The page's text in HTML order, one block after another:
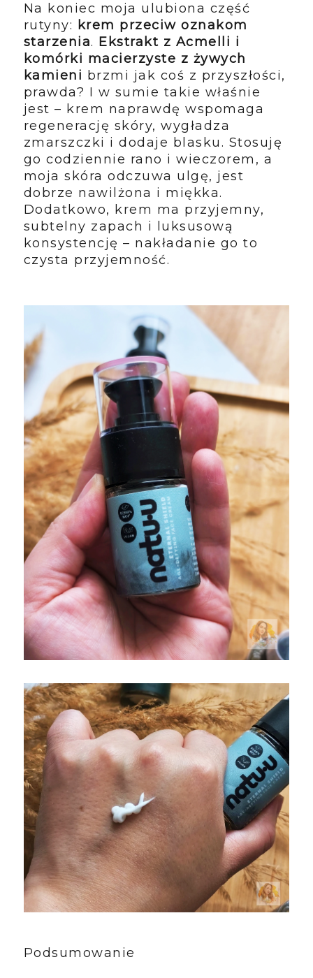
Na koniec moja ulubiona część
rutyny: krem przeciw oznakom
starzenia. Ekstrakt z Acmelli i
komórki macierzyste z żywych
kamieni brzmi jak coś z przyszłości,
prawda? I w sumie takie właśnie
jest – krem naprawdę wspomaga
regenerację skóry, wygładza
zmarszczki i dodaje blasku. Stosuję
go codziennie rano i wieczorem, a
moja skóra odczuwa ulgę, jest
dobrze nawilżona i miękka.
Dodatkowo, krem ma przyjemny,
subtelny zapach i luksusową
konsystencję – nakładanie go to
czysta przyjemność.
Podsumowanie